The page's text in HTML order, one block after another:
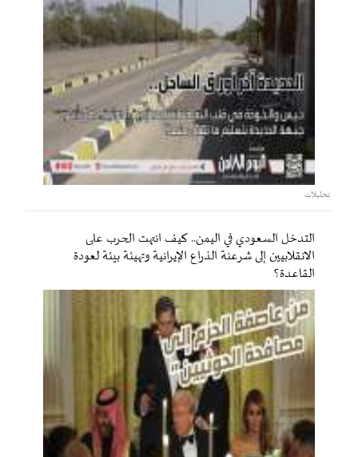
تحليلات
التدخل السعودي في اليمن.. كيف انتهت الحرب على
الانقلابيين إلى شرعنة الذراع الإيرانية وتهيئة بيئة لعودة
القاعدة؟